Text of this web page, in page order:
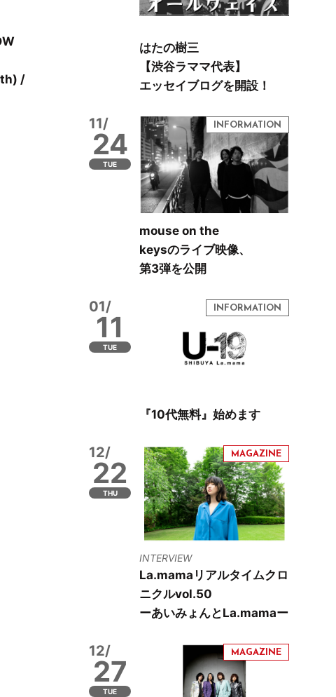
/
はたの樹三
【渋谷ラママ代表】
エッセイブログを開設！
11/
24
TUE
mouse on the
keysのライブ映像、
第3弾を公開
01/
11
TUE
『10代無料』始めます
12/
22
THU
INTERVIEW
La.mamaリアルタイムクロ
ニクルvol.50
ーあいみょんとLa.mamaー
12/
27
TUE